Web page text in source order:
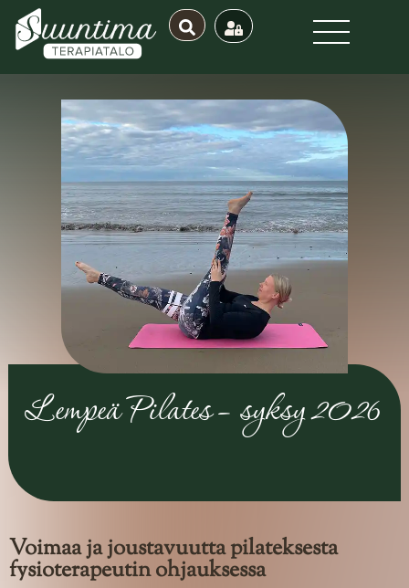
Lempeä Pilates – syksy 2026
Voimaa ja joustavuutta pilateksesta
fysioterapeutin ohjauksessa